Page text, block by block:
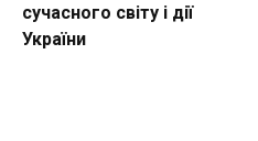
сучасного світу і дії
України